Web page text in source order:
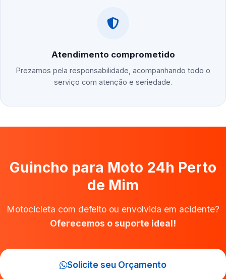
Atendimento comprometido
Prezamos pela responsabilidade, acompanhando todo o
serviço com atenção e seriedade.
Guincho para Moto 24h Perto
de Mim
Motocicleta com defeito ou envolvida em acidente?
Oferecemos o suporte ideal!
Solicite seu Orçamento